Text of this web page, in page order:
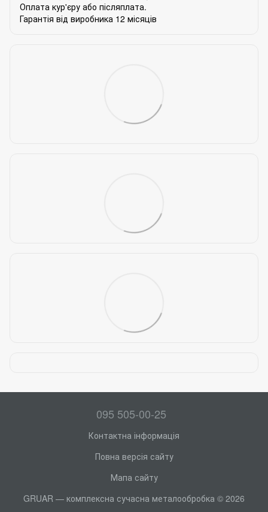
Оплата кур'єру або післяплата.
Гарантія від виробника 12 місяців
095 505-00-25
Контактна інформація
Повна версія сайту
Мапа сайту
GRUAR — комплексна сучасна металообробка © 2026